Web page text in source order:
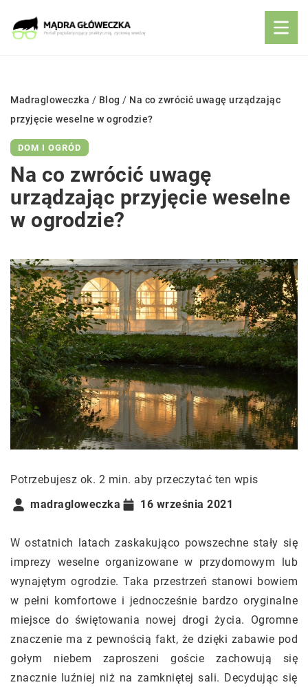
Madragloweczka / Blog / Na co zwrócić uwagę urządzając
przyjęcie weselne w ogrodzie?
DOM I OGRÓD
Na co zwrócić uwagę
urządzając przyjęcie weselne
w ogrodzie?
Potrzebujesz ok. 2 min. aby przeczytać ten wpis
madragloweczka
16 września 2021
W ostatnich latach zaskakująco powszechne stały się
imprezy weselne organizowane w przydomowym lub
wynajętym ogrodzie. Taka przestrzeń stanowi bowiem
w pełni komfortowe i jednocześnie bardzo oryginalne
miejsce do świętowania nowej drogi życia. Ogromne
znaczenie ma z pewnością fakt, że dzięki zabawie pod
gołym niebem zaproszeni goście zachowują się
znacznie luźniej niż na zamkniętej sali. Decydując się